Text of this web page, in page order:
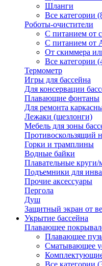
Шланги
Все категории
Роботы-очистители
С питанием от
С питанием от
От скиммера
Все категории
Термометр
Игры для бассейна
Для консервации
Плавающие фонтаны
Для ремонта
Лежаки (шезлонги)
Мебель для зоны
Противоскользящий
Горки и трамплины
Водные байки
Плавательные круги/
Подъемники для
Прочие аксессуары
Пергола
Душ
Защитный экран от
Укрытие бассейна
Плавающее
Плавающее
Сматывающее
Все категории